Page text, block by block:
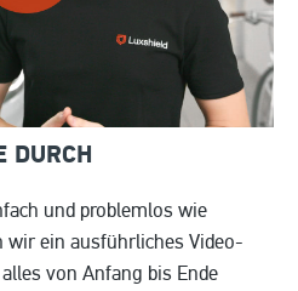
DURCH
und problemlos wie
wir ein ausführliches Video-
von Anfang bis Ende